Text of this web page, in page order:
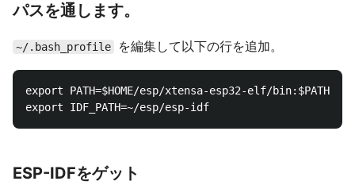
パスを通します。
~/.bash_profile を編集して以下の行を追加。
export PATH=$HOME/esp/xtensa-esp32-elf/bin:$PATH
ESP-IDFをゲット